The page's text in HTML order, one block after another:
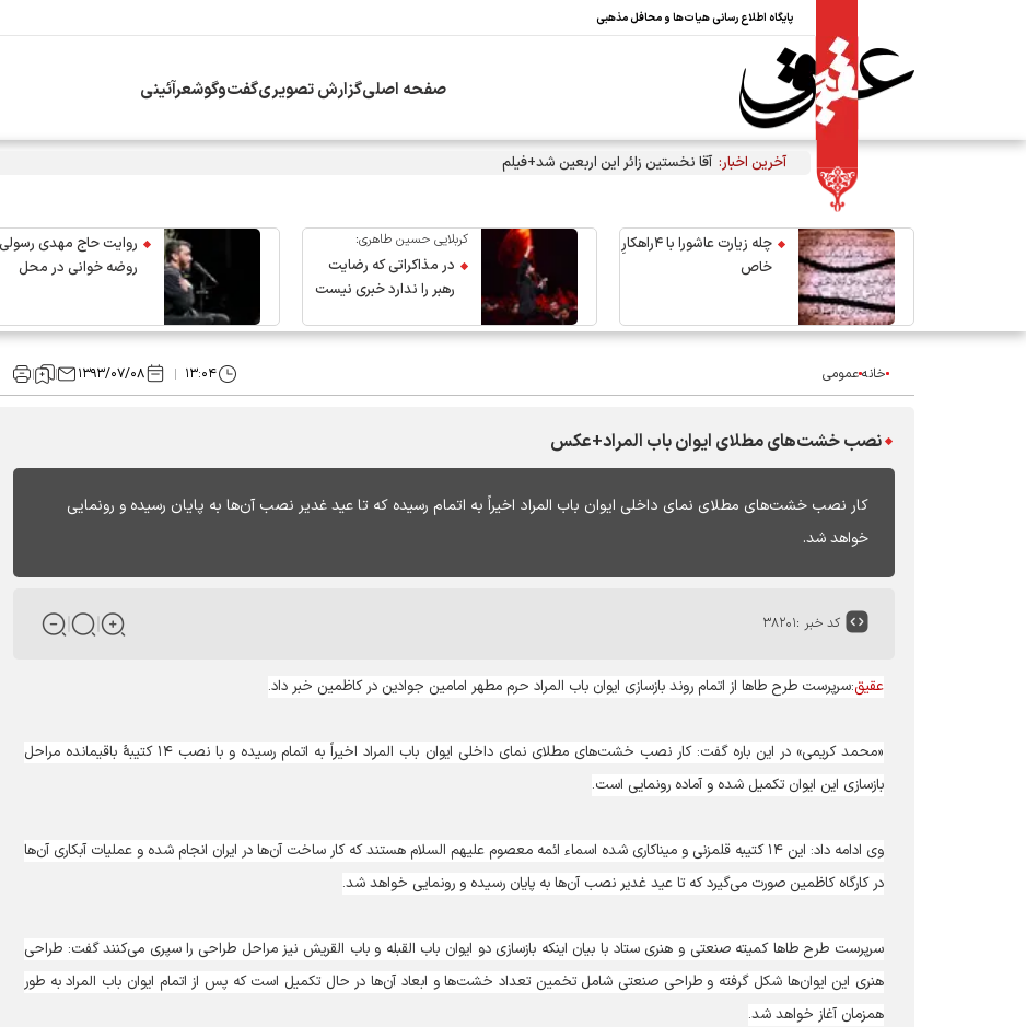
پایگاه اطلاع رسانی هیات‌ها و محافل مذهبی
صفحه اصلیگزارش تصویریگفت‌وگوشعرآئینی
آخرین اخبار: آقا نخستین زائر این اربعین شد+فیلم
چله زیارت عاشورا با ۴راهکارِ
خاص
کربلایی حسین طاهری:
در مذاکراتی که رضایت
رهبر را ندارد خبری نیست
روایت حاج مهدی رسولی
روضه خوانی در محل
خانهعمومی ۱۳:۰۴ ۱۳۹۳/۰۷/۰۸
نصب خشت‌های مطلای ایوان باب المراد+عکس
کار نصب خشت‌های مطلای نمای داخلی ایوان باب المراد اخیراً به اتمام رسیده که تا عید غدیر نصب آن‌ها به پایان رسیده و رونمایی
خواهد شد.
کد خبر :۳۸۲۰۱
عقیق:سرپرست طرح طا‌ها از اتمام روند بازسازی ایوان باب المراد حرم مطهر امامین جوادین در کاظمین خبر داد.
«محمد کریمی» در این باره گفت: کار نصب خشت‌های مطلای نمای داخلی ایوان باب المراد اخیراً به اتمام رسیده و با نصب ۱۴ کتیبهٔ باقیمانده مراحل
بازسازی این ایوان تکمیل شده و آماده رونمایی است.
وی ادامه داد: این ۱۴ کتیبه قلمزنی و میناکاری شده اسماء ائمه معصوم علیهم السلام هستند که کار ساخت آن‌ها در ایران انجام شده و عملیات آبکاری آن‌ها
در کارگاه کاظمین صورت می‌گیرد که تا عید غدیر نصب آن‌ها به پایان رسیده و رونمایی خواهد شد.
سرپرست طرح طا‌ها کمیته صنعتی و هنری ستاد با بیان اینکه بازسازی دو ایوان باب القبله و باب القریش نیز مراحل طراحی را سپری می‌کنند گفت: طراحی
هنری این ایوان‌ها شکل گرفته و طراحی صنعتی شامل تخمین تعداد خشت‌ها و ابعاد آن‌ها در حال تکمیل است که پس از اتمام ایوان باب المراد به طور
همزمان آغاز خواهد شد.